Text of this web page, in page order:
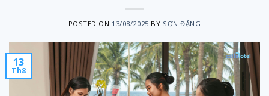
POSTED ON 13/08/2025 BY SƠN ĐẶNG
13
Th8